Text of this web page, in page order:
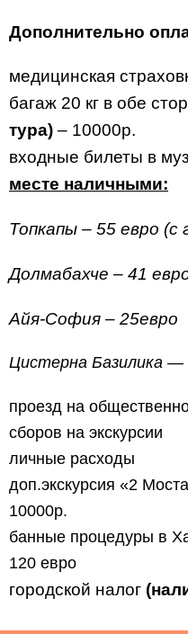
Дополнительно
медицинская
багаж 20 кг в обе
тура) – 10000р.
входные билеты в
месте наличными:
Топкапы – 55 евро (с
Долмабахче – 41
Айя-София – 25евро
Цистерна Базилика —
проезд на
сборов на экскурсии
личные расходы
доп.экскурсия «2
10000р.
банные процедуры в
120 евро
городской налог